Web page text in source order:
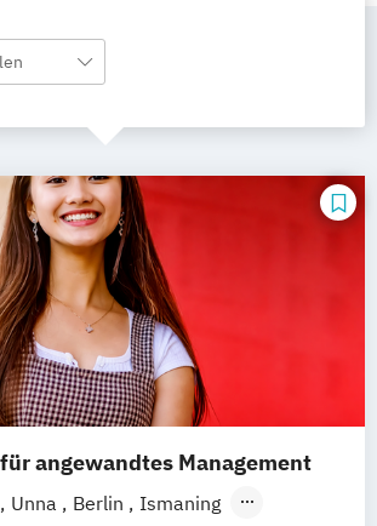
angewandtes Management
Unna Berlin
Ismaning